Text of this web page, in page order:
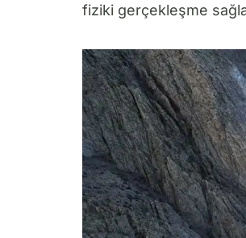
fiziki gerçekleşme